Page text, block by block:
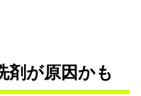
剤が原因かも